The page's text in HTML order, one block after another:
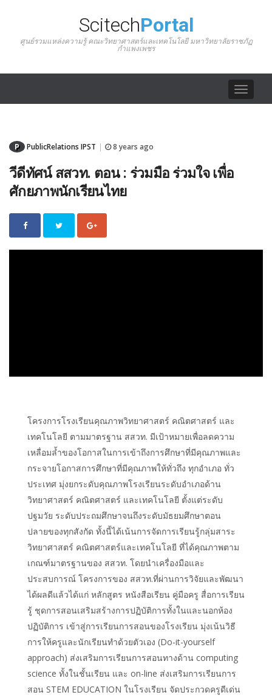
ScitechPortal
ศูนย์รวมแหล่งความรู้ คณะวิทยาศาสตร์และเทคโนโลยี มหาวิทยาลัยราชภัฏ
กำแพงเพชร
Toggle
P PublicRelations IPST 8 years ago
วีดีทัศน์ สสวท. ตอน : ร่วมมือ ร่วมใจ เพื่อ
ศักยภาพนักเรียนไทย
โครงการโรงเรียนคุณภาพวิทยาศาสตร์ คณิตศาสตร์ และ
เทคโนโลยี ตามมาตรฐาน สสวท. มีเป้าหมายเพื่อลดความ
เหลื่อมล้ำของโอกาสในการเข้าถึงการศึกษาที่มีคุณภาพและ
กระจายโอกาสการศึกษาที่มีคุณภาพให้ทั่วถึง ทุกอำเภอ ทั่ว
ประเทศ มุ่งยกระดับคุณภาพโรงเรียนระดับอำเภอด้าน
วิทยาศาสตร์ คณิตศาสตร์ และเทคโนโลยี ตั้งแต่ระดับ
ปฐมวัย ระดับประถมศึกษาจนถึงระดับมัธยมศึกษาตอน
ปลายของทุกสังกัด ทั้งนี้ได้เน้นการจัดการเรียนรู้กลุ่มสาระ
วิทยาศาสตร์ คณิตศาสตร์และเทคโนโลยี ที่ได้คุณภาพตาม
เกณฑ์มาตรฐานของ สสวท. โดยนำเครื่องมือและ
ประสบการณ์ โครงการของ สสวท.ที่ผ่านการวิจัยและพัฒนา
ได้ผลดีแล้วได้แก่ หลักสูตร หนังสือเรียน คู่มือครู สื่อการเรียน
รู้ ชุดการสอนเสริมสร้างการปฏิบัติการทั้งในและนอกห้อง
ปฏิบัติการ เข้าสู่การเรียนการสอนของโรงเรียน มุ่งเน้นวิธี
การให้ครูและนักเรียนทำด้วยตัวเอง (Do-it-yourself
approach) ส่งเสริมการเรียนการสอนทางด้าน computing
science ทั้งในชั้นเรียน และ on-line ส่งเสริมการเรียนการ
สอน STEM EDUCATION ในโรงเรียน จัดประกวดครูดีเด่น